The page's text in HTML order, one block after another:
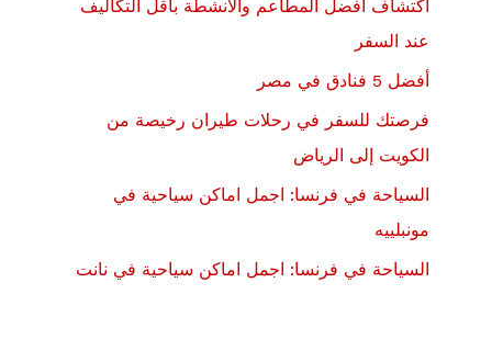
اكتشاف افضل المطاعم والانشطة باقل التكاليف
عند السفر
أفضل 5 فنادق في مصر
فرصتك للسفر في رحلات طيران رخيصة من
الكويت إلى الرياض
السياحة في فرنسا: اجمل اماكن سياحية في
مونبلييه
السياحة في فرنسا: اجمل اماكن سياحية في نانت